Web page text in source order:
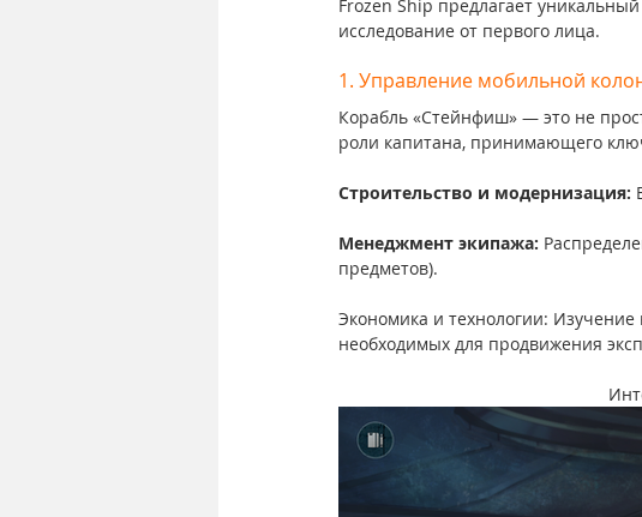
Frozen Ship предлагает
исследование от первого лица.
1. Управление мобильной
Корабль «Стейнфиш» — это не
роли капитана, принимающего
Строительство и модернизация:
Менеджмент экипажа:
предметов).
Экономика и технологии:
необходимых для продвижения